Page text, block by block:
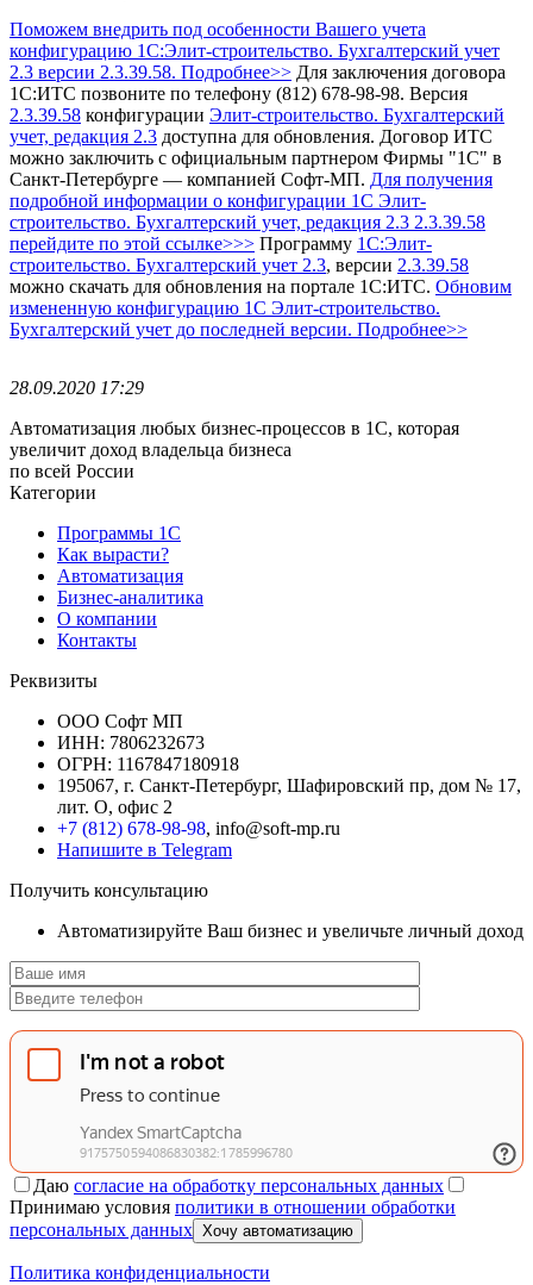
Поможем внедрить под особенности Вашего учета
конфигурацию 1С:Элит-строительство. Бухгалтерский учет
2.3 версии 2.3.39.58. Подробнее>> Для заключения договора
1С:ИТС позвоните по телефону (812) 678-98-98. Версия
2.3.39.58 конфигурации Элит-строительство. Бухгалтерский
учет, редакция 2.3 доступна для обновления. Договор ИТС
можно заключить с официальным партнером Фирмы "1С" в
Санкт-Петербурге — компанией Софт-МП. Для получения
подробной информации о конфигурации 1С Элит-
строительство. Бухгалтерский учет, редакция 2.3 2.3.39.58
перейдите по этой ссылке>>> Программу 1С:Элит-
строительство. Бухгалтерский учет 2.3, версии 2.3.39.58
можно скачать для обновления на портале 1С:ИТС. Обновим
измененную конфигурацию 1С Элит-строительство.
Бухгалтерский учет до последней версии. Подробнее>>
28.09.2020 17:29
Автоматизация любых бизнес-процессов в 1С, которая
увеличит доход владельца бизнеса
по всей России
Категории
Программы 1С
Как вырасти?
Автоматизация
Бизнес-аналитика
О компании
Контакты
Реквизиты
ООО Софт МП
ИНН: 7806232673
ОГРН: 1167847180918
195067, г. Санкт-Петербург, Шафировский пр, дом № 17,
лит. О, офис 2
+7 (812) 678-98-98, info@soft-mp.ru
Напишите в Telegram
Получить консультацию
Автоматизируйте Ваш бизнес и увеличьте личный доход
Даю согласие на обработку персональных данных
Принимаю условия политики в отношении обработки
персональных данных Хочу автоматизацию
Политика конфиденциальности